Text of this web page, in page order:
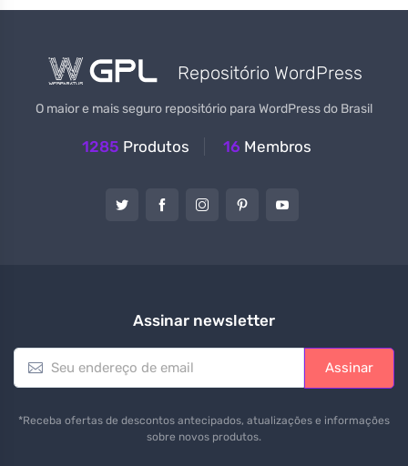
Repositório WordPress
O maior e mais seguro repositório para WordPress do Brasil
1285 Produtos 16 Membros
Assinar newsletter
E
a
Assinar
*Receba ofertas de descontos antecipados, atualizações e informações
sobre novos produtos.